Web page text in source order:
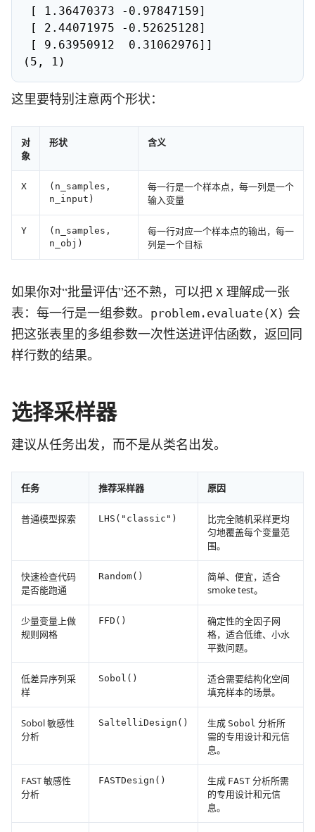
(5, 1)
这里要特别注意两个形状：
对
象
形状 含义
X
(n_samples,
n_input)
每一行是一个样本点，每一列是一个
输入变量
Y
(n_samples,
n_obj)
每一行对应一个样本点的输出，每一
列是一个目标
如果你对“批量评估”还不熟，可以把 X 理解成一张
表：每一行是一组参数。 problem.evaluate(X) 会
把这张表里的多组参数一次性送进评估函数，返回同
样行数的结果。
选择采样器
建议从任务出发，而不是从类名出发。
任务 推荐采样器 原因
普通模型探索 LHS("classic")
比完全随机采样更均
匀地覆盖每个变量范
围。
快速检查代码
是否能跑通
Random()
简单、便宜，适合
smoke test。
少量变量上做
规则网格
FFD()
确定性的全因子网
格，适合低维、小水
平数问题。
低差异序列采
样
Sobol()
适合需要结构化空间
填充样本的场景。
Sobol 敏感性
分析
SaltelliDesign() 生成 Sobol 分析所
需的专用设计和元信
息。
FAST 敏感性
分析
FASTDesign() 生成 FAST 分析所需
的专用设计和元信
息。